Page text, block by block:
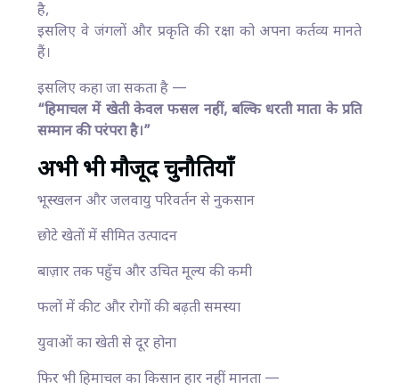
है,
इसलिए वे जंगलों और प्रकृति की रक्षा को अपना कर्तव्य मानते
हैं।
इसलिए कहा जा सकता है —
“हिमाचल में खेती केवल फसल नहीं, बल्कि धरती माता के प्रति
सम्मान की परंपरा है।”
अभी भी मौजूद चुनौतियाँ
भूस्खलन और जलवायु परिवर्तन से नुकसान
छोटे खेतों में सीमित उत्पादन
बाज़ार तक पहुँच और उचित मूल्य की कमी
फलों में कीट और रोगों की बढ़ती समस्या
युवाओं का खेती से दूर होना
फिर भी हिमाचल का किसान हार नहीं मानता —